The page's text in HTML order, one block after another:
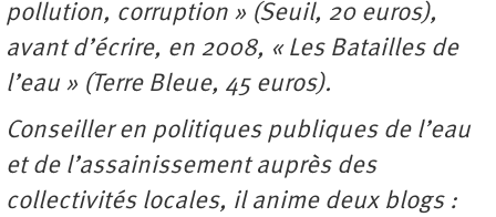
pollution, corruption » (Seuil, 20 euros),
avant d’écrire, en 2008, « Les Batailles de
l’eau » (Terre Bleue, 45 euros).
Conseiller en politiques publiques de l’eau
et de l’assainissement auprès des
collectivités locales, il anime deux blogs :